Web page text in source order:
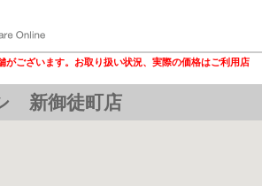
ございます。お取り扱い状況、実際の価格はご利用店
新御徒町店